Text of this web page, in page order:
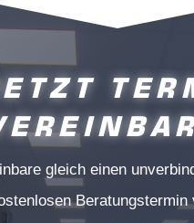
gleich einen
Beratungstermin